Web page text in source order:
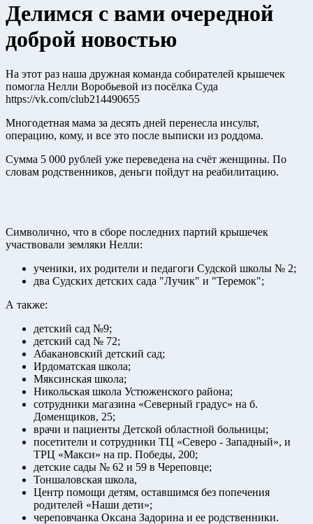
Делимся с вами очередной
доброй новостью
На этот раз наша дружная команда собирателей крышечек
помогла Нелли Воробьевой из посёлка Суда
https://vk.com/club214490655
Многодетная мама за десять дней перенесла инсульт,
операцию, кому, и все это после выписки из роддома.
Сумма 5 000 рублей уже переведена на счёт женщины. По
словам родственников, деньги пойдут на реабилитацию.
Символично, что в сборе последних партий крышечек
участвовали земляки Нелли:
ученики, их родители и педагоги Судской школы № 2;
два Судских детских сада "Лучик" и "Теремок";
А также:
детский сад №9;
детский сад № 72;
Абакановский детский сад;
Ирдоматская школа;
Мяксинская школа;
Никольская школа Устюженского района;
сотрудники магазина «Северный градус» на б.
Доменщиков, 25;
врачи и пациенты Детской областной больницы;
посетители и сотрудники ТЦ «Северо - Западный», и
ТРЦ «Макси» на пр. Победы, 200;
детские сады № 62 и 59 в Череповце;
Тоншаловская школа,
Центр помощи детям, оставшимся без попечения
родителей «Наши дети»;
череповчанка Оксана Задорина и ее родственники.